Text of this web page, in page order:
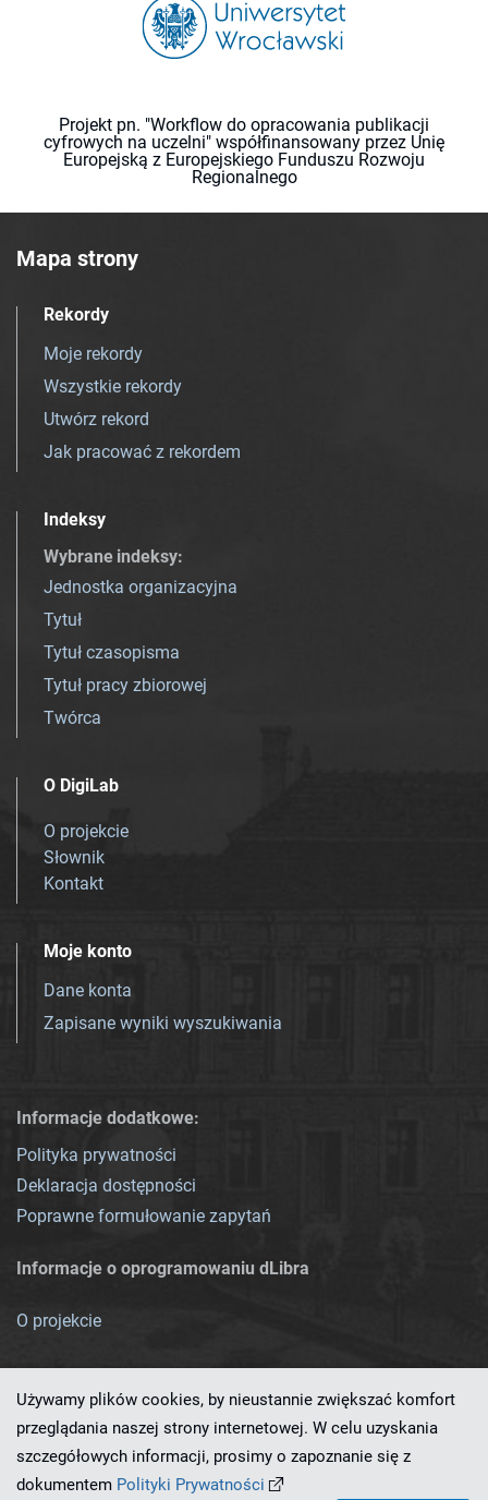
Projekt pn. "Workflow do opracowania publikacji
cyfrowych na uczelni" współfinansowany przez Unię
Europejską z Europejskiego Funduszu Rozwoju
Regionalnego
Mapa strony
Rekordy
Moje rekordy
Wszystkie rekordy
Utwórz rekord
Jak pracować z rekordem
Indeksy
Wybrane indeksy:
Jednostka organizacyjna
Tytuł
Tytuł czasopisma
Tytuł pracy zbiorowej
Twórca
O DigiLab
O projekcie
Słownik
Kontakt
Moje konto
Dane konta
Zapisane wyniki wyszukiwania
Informacje dodatkowe:
Polityka prywatności
Deklaracja dostępności
Poprawne formułowanie zapytań
Informacje o oprogramowaniu dLibra
O projekcie
Ten serwis działa dzięki oprogramowaniu
Używamy plików cookies, by nieustannie zwiększać komfort
przeglądania naszej strony internetowej. W celu uzyskania
szczegółowych informacji, prosimy o zapoznanie się z
dokumentem Polityki Prywatności